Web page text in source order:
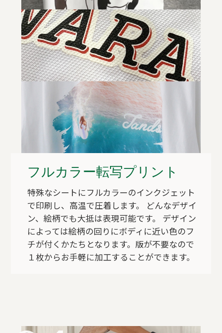
フルカラー転写プリント
特殊なシートにフルカラーのインクジェット
で印刷し、高温で圧着します。 どんなデザイ
ン、絵柄でも大抵は表現可能です。 デザイン
によっては絵柄の回りにボディに近い色のフ
チが付くかたちとなります。版が不要なので
１枚からお手軽に加工することができます。